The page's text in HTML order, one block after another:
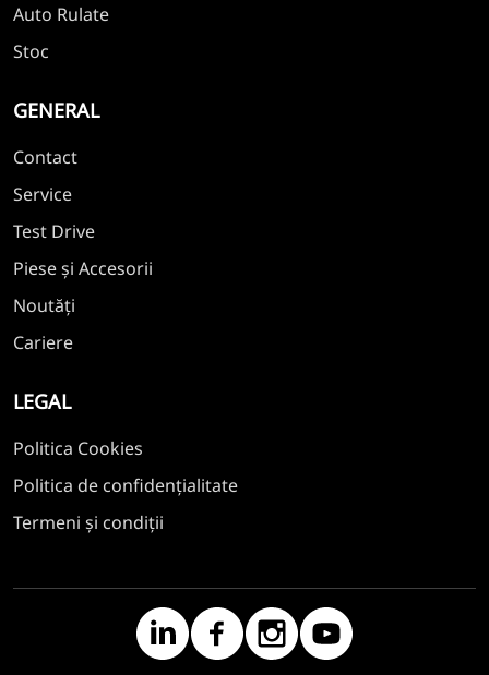
Auto Rulate
Stoc
GENERAL
Contact
Service
Test Drive
Piese și Accesorii
Noutăți
Cariere
LEGAL
Politica Cookies
Politica de confidențialitate
Termeni și condiții